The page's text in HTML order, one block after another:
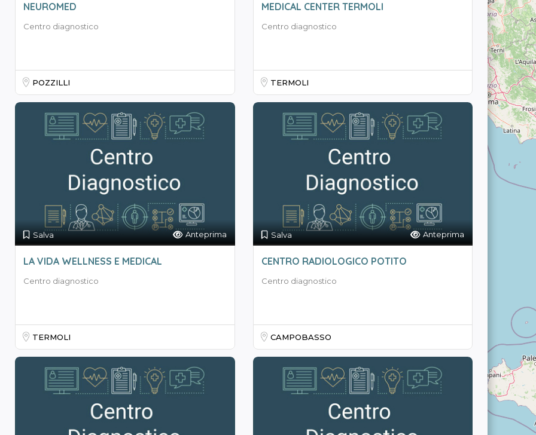
NEUROMED
Centro diagnostico
POZZILLI
MEDICAL CENTER TERMOLI
Centro diagnostico
TERMOLI
Salva Anteprima
LA VIDA WELLNESS E MEDICAL
Centro diagnostico
TERMOLI
Salva Anteprima
CENTRO RADIOLOGICO POTITO
Centro diagnostico
CAMPOBASSO